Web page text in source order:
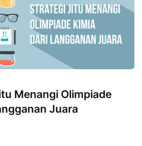
Menangi Olimpiade
Juara